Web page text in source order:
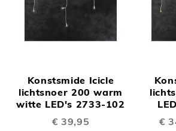
Konstsmide Icicle
lichtsnoer 200 warm
witte LED's 2733-102
€ 39,95
€